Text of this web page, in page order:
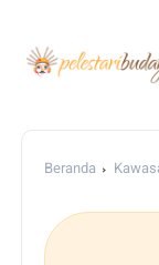
Beranda